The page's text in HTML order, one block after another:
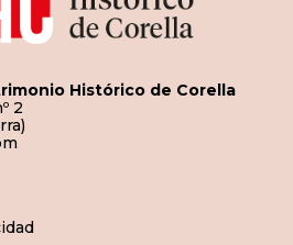
Histórico de Corella
2